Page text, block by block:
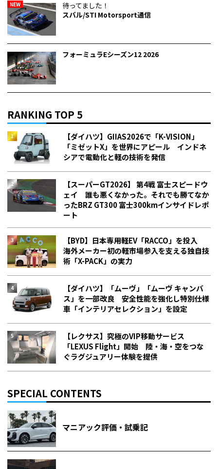
NEW
待ってました！
スバル/STI Motorsport通信
フォーミュラEシーズン12 2026
RANKING TOP 5
【ダイハツ】GIIAS2026で「K-VISION」
「ミゼットX」を世界にアピール インドネ
シアで電動化と軽の技術を発信
【スーパーGT2026】 第4戦 富士スピードウ
ェイ 誰も悪くなかった。それでも勝てなか
った――BRZ GT300 富士300kmインサイドレポ
ート
【BYD】日本専用軽EV「RACCO」を投入
海外メーカー初の軽市場参入を支える独自技
術「X-PACK」の実力
【ダイハツ】「ムーヴ」「ムーヴ キャンバ
ス」を一部改良 安全性能を強化し特別仕様
車「インテリアセレクション」を設定
【レクサス】究極のVIP移動サービス
「LEXUS Flight」開始 陸・海・空をつな
ぐラグジュアリー体験を提供
SPECIAL CONTENTS
マニアック評価・試乗記